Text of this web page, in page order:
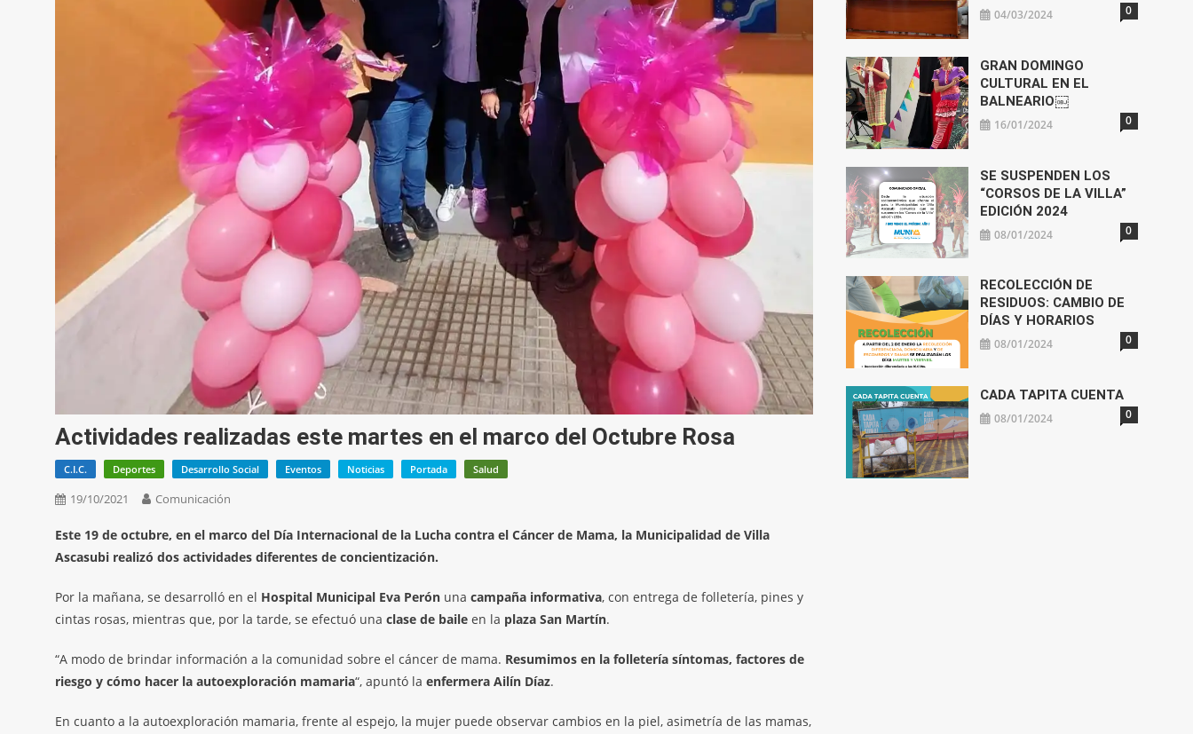
Actividades realizadas este martes en el marco del Octubre Rosa
C.I.C. Deportes Desarrollo Social Eventos Noticias Portada Salud
19/10/2021 Comunicación
Este 19 de octubre, en el marco del Día Internacional de la Lucha contra el Cáncer de Mama, la Municipalidad de Villa
Ascasubi realizó dos actividades diferentes de concientización.
Por la mañana, se desarrolló en el Hospital Municipal Eva Perón una campaña informativa, con entrega de folletería, pines y
cintas rosas, mientras que, por la tarde, se efectuó una clase de baile en la plaza San Martín.
“A modo de brindar información a la comunidad sobre el cáncer de mama. Resumimos en la folletería síntomas, factores de
riesgo y cómo hacer la autoexploración mamaria“, apuntó la enfermera Ailín Díaz.
En cuanto a la autoexploración mamaria, frente al espejo, la mujer puede observar cambios en la piel, asimetría de las mamas,
04/03/2024 0
GRAN DOMINGO
CULTURAL EN EL
BALNEARIO￼
16/01/2024 0
SE SUSPENDEN LOS
“CORSOS DE LA VILLA”
EDICIÓN 2024
08/01/2024 0
RECOLECCIÓN DE
RESIDUOS: CAMBIO DE
DÍAS Y HORARIOS
08/01/2024 0
CADA TAPITA CUENTA
08/01/2024 0